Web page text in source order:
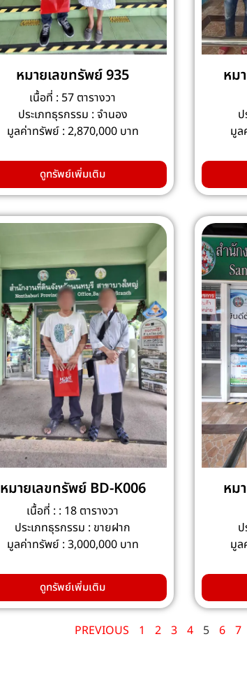
หมายเลขทรัพย์ 935
เนื้อที่ : 57 ตารางวา
ประเภทธุรกรรม : จำนอง
มูลค่าทรัพย์ : 2,870,000 บาท
ดูทรัพย์เพิ่มเติม
หม
มูล
หมายเลขทรัพย์ BD-K006
เนื้อที่ : : 18 ตารางวา
ประเภทธุรกรรม : ขายฝาก
มูลค่าทรัพย์ : 3,000,000 บาท
ดูทรัพย์เพิ่มเติม
หม
มูล
PREVIOUS 1 2 3 4 5 6 7